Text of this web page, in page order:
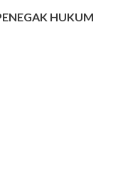
HUKUM